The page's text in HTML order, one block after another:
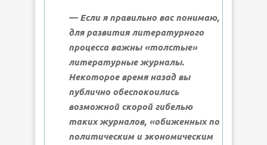
— Если я правильно вас понимаю,
для развития литературного
процесса важны «толстые»
литературные журналы.
Некоторое время назад вы
публично обеспокоились
возможной скорой гибелью
таких журналов, «обиженных по
политическим и экономическим